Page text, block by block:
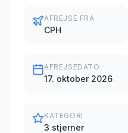
AFREJSE FRA
CPH
AFREJSEDATO
17. oktober 2026
KATEGORI
3 stjerner